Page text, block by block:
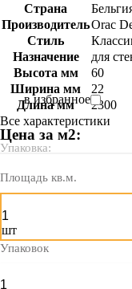
Страна
ПроизводительOrac
Стиль
Назначение
для
Высота мм
60
Ширина мм
22
Длина мм
2300
Все характеристики
в избранное
Цена за м2:
Упаковка:
Площадь кв.м.
шт
Упаковок